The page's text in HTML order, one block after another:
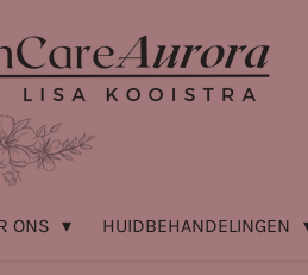
ONS HUIDBEHANDELINGEN